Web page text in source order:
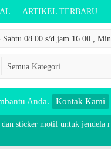
ARTIKEL TERBARU
Sabtu 08.00 s/d jam 16.00 ,
Anda. Kontak Kami
sticker motif untuk jendela